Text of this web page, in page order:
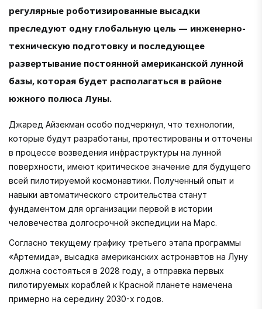
регулярные роботизированные высадки
преследуют одну глобальную цель — инженерно-
техническую подготовку и последующее
развертывание постоянной американской лунной
базы, которая будет располагаться в районе
южного полюса Луны.
Джаред Айзекман особо подчеркнул, что технологии,
которые будут разработаны, протестированы и отточены
в процессе возведения инфраструктуры на лунной
поверхности, имеют критическое значение для будущего
всей пилотируемой космонавтики. Полученный опыт и
навыки автоматического строительства станут
фундаментом для организации первой в истории
человечества долгосрочной экспедиции на Марс.
Согласно текущему графику третьего этапа программы
«Артемида», высадка американских астронавтов на Луну
должна состояться в 2028 году, а отправка первых
пилотируемых кораблей к Красной планете намечена
примерно на середину 2030-х годов.